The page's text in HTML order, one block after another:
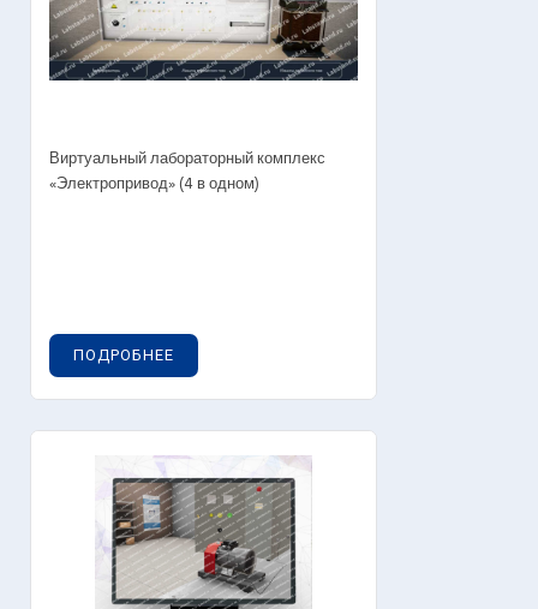
Виртуальный лабораторный комплекс
«Электропривод» (4 в одном)
ПОДРОБНЕЕ